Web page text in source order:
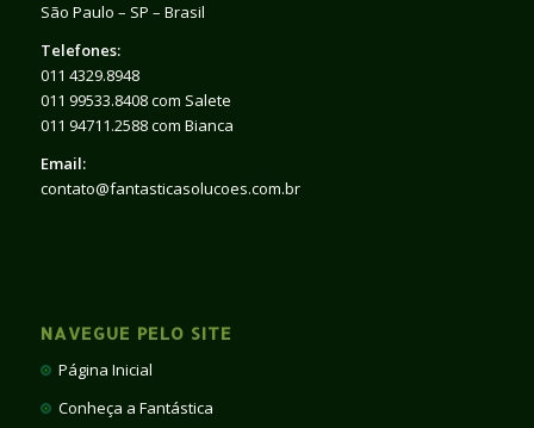
São Paulo – SP – Brasil
Telefones:
011 4329.8948
011 99533.8408 com Salete
011 94711.2588 com Bianca
Email:
contato@fantasticasolucoes.com.br
NAVEGUE PELO SITE
Página Inicial
Conheça a Fantástica